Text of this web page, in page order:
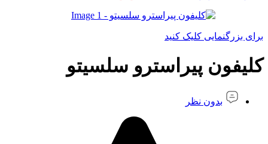
برای بزرگنمایی کلیک کنید
کلیفون پیراسترو سلسیتو
بدون نظر